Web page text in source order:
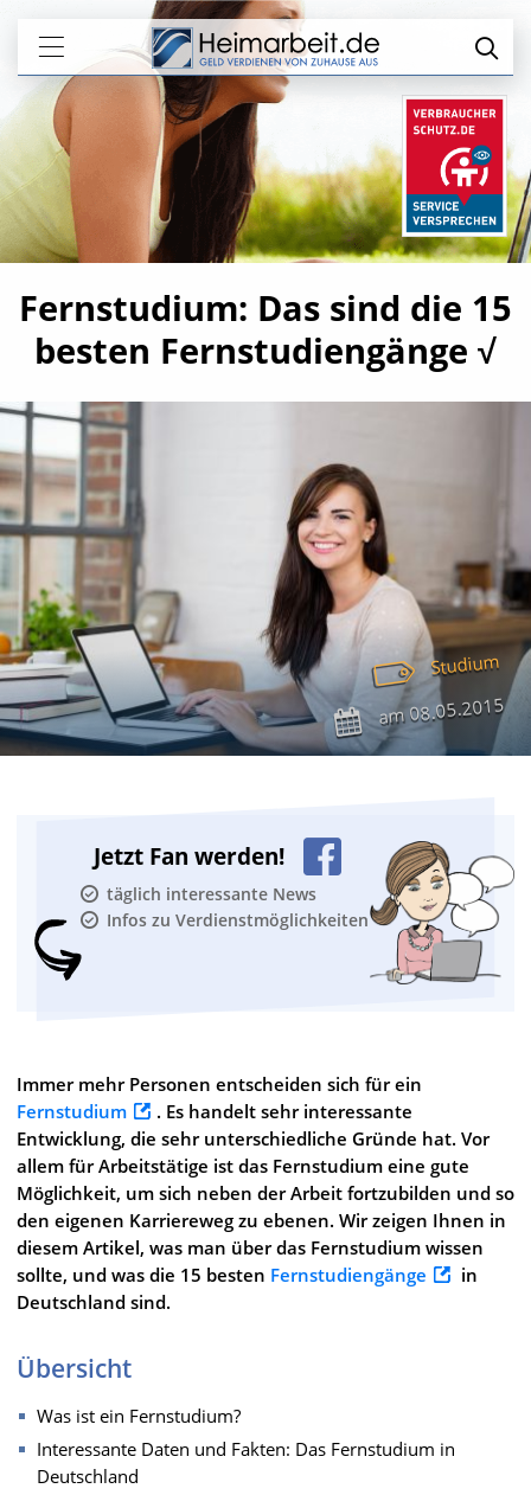
Fernstudium: Das sind die 15
besten Fernstudiengänge √
Studium
am08.05.2015
Jetzt Fan werden!
täglich interessante News
Infos zu Verdienstmöglichkeiten
Immer mehr Personen entscheiden sich für ein
Fernstudium
. Es handelt sehr interessante
Entwicklung, die sehr unterschiedliche Gründe hat. Vor
allem für Arbeitstätige ist das Fernstudium eine gute
Möglichkeit, um sich neben der Arbeit fortzubilden und so
den eigenen Karriereweg zu ebenen. Wir zeigen Ihnen in
diesem Artikel, was man über das Fernstudium wissen
sollte, und was die 15 besten Fernstudiengänge
in
Deutschland sind.
Übersicht
Was ist ein Fernstudium?
Interessante Daten und Fakten: Das Fernstudium in
Deutschland